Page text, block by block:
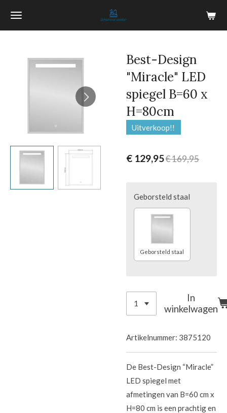
Ga
hoofdinhoud
Best-Design
"Miracle" LED
spiegel B=60 x
H=80cm
Uitverkoop!!
€ 129,95€ 169,95
Geborsteld staal
Geborsteld staal
In
winkelwagen
Artikelnummer: 3875120
De Best-Design “Miracle”
LED spiegel met
afmetingen van B=60 cm x
H=80 cm is een prachtig en